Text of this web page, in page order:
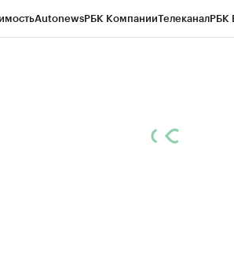
AutonewsРБК КомпанииТелеканалРБК